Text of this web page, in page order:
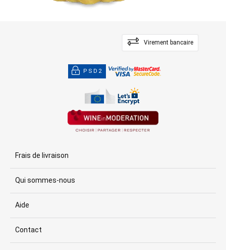
Virement bancaire
PSD2
Frais de livraison
Qui sommes-nous
Aide
Contact